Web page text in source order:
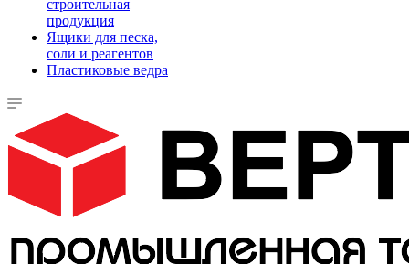
строительная
продукция
Ящики для песка,
соли и реагентов
Пластиковые ведра